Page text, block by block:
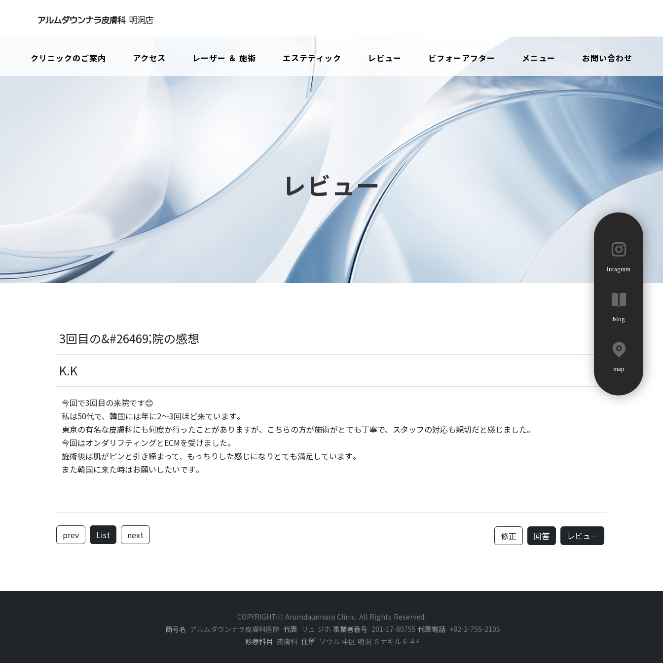
クリニックのご案内 アクセス レーザー ＆ 施術 エステティック レビュー ビフォーアフター メニュー お問い合わせ
レビュー
3回目の&#26469;院の感想
K.K
今回で3回目の来院です😊
私は50代で、韓国には年に2〜3回ほど来ています。
東京の有名な皮膚科にも何度か行ったことがありますが、こちらの方が施術がとても丁寧で、スタッフの対応も親切だと感じました。
今回はオンダリフティングとECMを受けました。
施術後は肌がピンと引き締まって、もっちりした感じになりとても満足しています。
また韓国に来た時はお願いしたいです。
prev List next 修正 回答 レビュㅡ
COPYRIGHTⓒ Arumdaunnara Clinic. All Rights Reserved.
商号名 アルムダウンナラ皮膚科医院 代表 リュ ジホ 事業者番号201-17-80755 代表電話+82-2-755-2105
診療科目 皮膚科 住所 ソウル 中区 明洞 ８ナキル 6 ４F
intagram
blog
map